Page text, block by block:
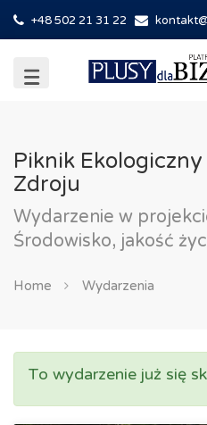
+48 502 21 31 22
Piknik
Zdroju
Wydarzenie w
Środowisko, jakość
Home Wydarzenia
To wydarzenie już się